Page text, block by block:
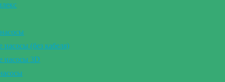
(без кабеля)
насосы 3D